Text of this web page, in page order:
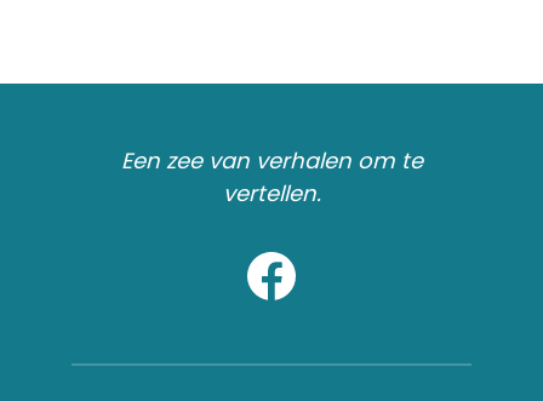
Een zee van verhalen om te
vertellen.